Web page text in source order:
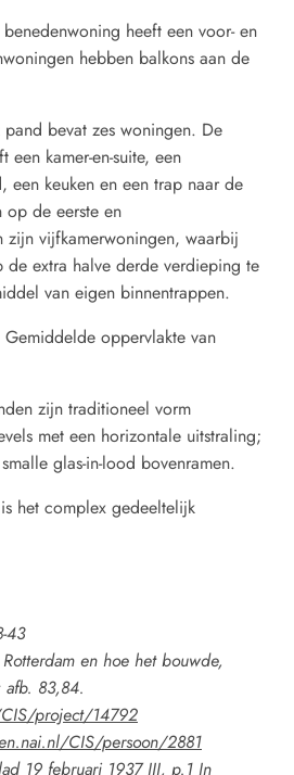
benedenwoning heeft een voor- en
hebben balkons aan de
pand bevat zes woningen. De
een kamer-en-suite, een
een keuken en een trap naar de
op de eerste en
zijn vijfkamerwoningen, waarbij
de extra halve derde verdieping te
van eigen binnentrappen.
Gemiddelde oppervlakte van
zijn traditioneel vorm
met een horizontale uitstraling;
glas-in-lood bovenramen.
het complex gedeeltelijk
43
en hoe het bouwde,
83,84.
project/14792
CIS/persoon/2881
19 februari 1937 III, p.1 In